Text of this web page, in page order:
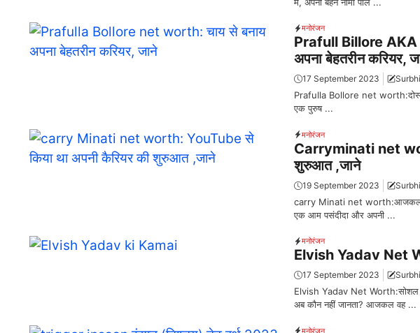
मनोरंजन
Prafull Billore AKA
अपना बेहतरीन करियर,
17 September 2023
Prafulla Bollore net
एक पुरुष ...
मनोरंजन
Carryminati net
शुरुआत ,जाने
19 September 2023
carry Minati net worth:आजकल
एक आम पसंदीदा और अपनी ...
मनोरंजन
Elvish Yadav Net
17 September 2023
Elvish Yadav Net Worth:सोशल
अब कौन नहीं जानता? आजकल वह ...
मनोरंजन